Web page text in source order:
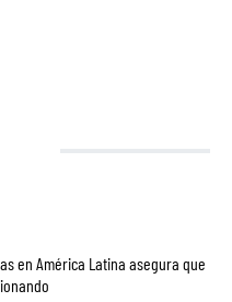
en América Latina asegura que